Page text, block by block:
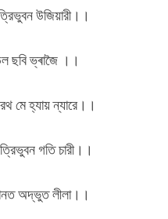
উজিয়ারী।।
ছবি ভ্ৰাজৈ ।।
মে হ্যায় ন্যারে।।
গতি চারী।।
অদ্ভুত লীলা।।